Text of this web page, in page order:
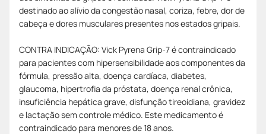
destinado ao alívio da congestão nasal, coriza, febre, dor de
cabeça e dores musculares presentes nos estados gripais.
CONTRA INDICAÇÃO: Vick Pyrena Grip-7 é contraindicado
para pacientes com hipersensibilidade aos componentes da
fórmula, pressão alta, doença cardíaca, diabetes,
glaucoma, hipertrofia da próstata, doença renal crônica,
insuficiência hepática grave, disfunção tireoidiana, gravidez
e lactação sem controle médico. Este medicamento é
contraindicado para menores de 18 anos.